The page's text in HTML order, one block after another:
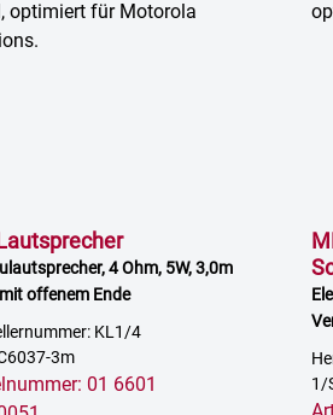
4 Ohm, 5W, 3,0m
offenem Ende
KL1/4
3m
01 6601
1/